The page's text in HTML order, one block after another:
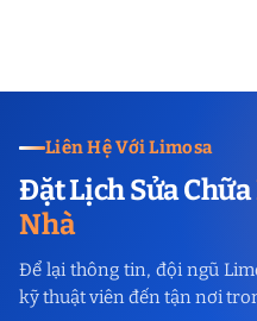
Liên Hệ Với Limosa
Đặt Lịch Sửa Chữa
Nhà
Để lại thông tin, đội ngũ
kỹ thuật viên đến tận nơi